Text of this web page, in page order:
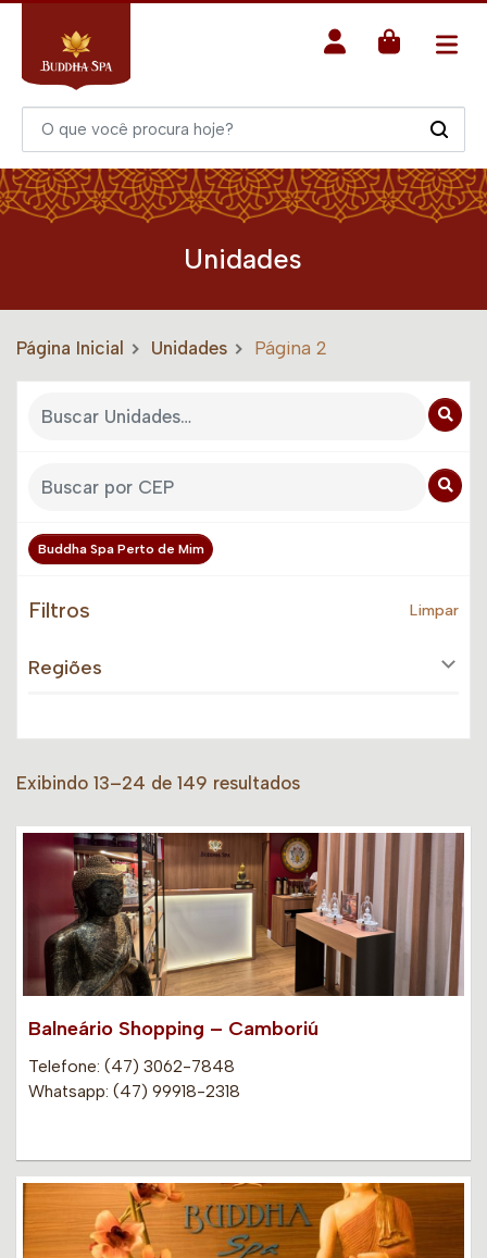
Unidades
Página Inicial Unidades Página 2
Buddha Spa Perto de Mim
Filtros Limpar
Regiões
Exibindo 13–24 de 149 resultados
Balneário Shopping – Camboriú
Telefone: (47) 3062-7848
Whatsapp: (47) 99918-2318